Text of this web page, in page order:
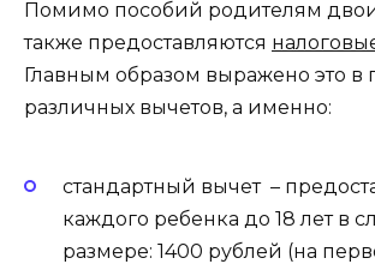
Помимо пособий родителям
также предоставляются
Главным образом выражено это в
различных вычетов, а именно:
стандартный вычет –
каждого ребенка до 18 лет в
размере: 1400 рублей (на